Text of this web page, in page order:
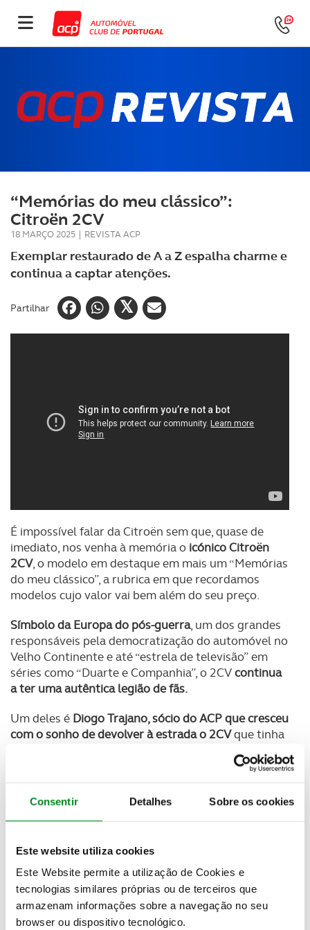
Consentir Detalhes Sobre os cookies
Este website utiliza cookies
Este Website permite a utilização de Cookies e
tecnologias similares próprias ou de terceiros que
armazenam informações sobre a navegação no seu
browser ou dispositivo tecnológico.
“Memórias do meu clássico”:
Citroën 2CV
18 MARÇO 2025 | REVISTA ACP
Exemplar restaurado de A a Z espalha charme e
continua a captar atenções.
Partilhar
É impossível falar da Citroën sem que, quase de
imediato, nos venha à memória o icónicoCitroën
2CV, o modelo em destaque em mais um “Memórias
do meu clássico”, a rubrica em que recordamos
modelos cujo valor vai bem além do seu preço.
Símbolo da Europa do pós-guerra, um dos grandes
responsáveis pela democratização do automóvel no
Velho Continente e até “estrela de televisão” em
séries como “Duarte e Companhia”, o 2CVcontinua
a ter uma autêntica legião de fãs.
Um deles é Diogo Trajano, sócio do ACP que cresceu
com o sonho de devolver à estrada o 2CVque tinha
sido do avô e da mãe e que estava “esquecido” na
Com apenas 18 anos lançou-se no desafio de
esplendor original a um automóvel que Diogo
afirma ser como “um membro da família”.
Newsletter Revista